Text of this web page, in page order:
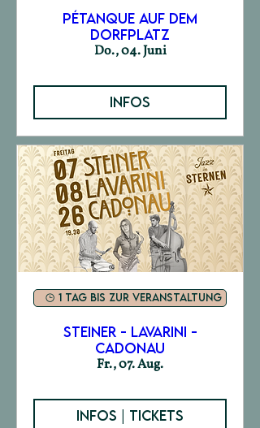
Pétanque auf dem
Dorfplatz
Do., 04. Juni
INFOS
1 Tag bis zur Veranstaltung
Steiner - Lavarini -
Cadonau
Fr., 07. Aug.
INFOS | TICKETS